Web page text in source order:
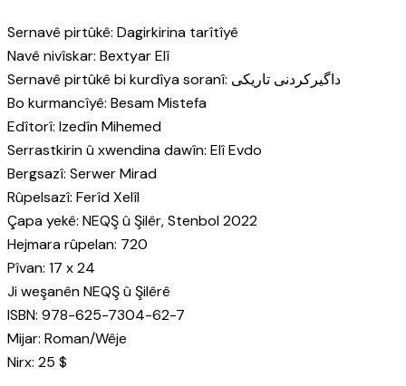
Sernavê pirtûkê: Dagirkirina tarîtîyê
Navê nivîskar: Bextyar Elî
Sernavê pirtûkê bi kurdîya soranî: داگیرکردنی تاریکی
Bo kurmancîyê: Besam Mistefa
Edîtorî: Izedîn Mihemed
Serrastkirin û xwendina dawîn: Elî Evdo
Bergsazî: Serwer Mirad
Rûpelsazî: Ferîd Xelîl
Çapa yekê: NEQŞ û Şilêr, Stenbol 2022
Hejmara rûpelan: 720
Pîvan: 17 x 24
Ji weşanên NEQŞ û Şilêrê
ISBN: 978-625-7304-62-7
Mijar: Roman/Wêje
Nirx: 25 $